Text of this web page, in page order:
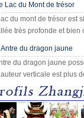
Lac du Mont de trésor
du mont de trésor est
très profonde et bien
du dragon jaune
du dragon jaune
verticale est plus